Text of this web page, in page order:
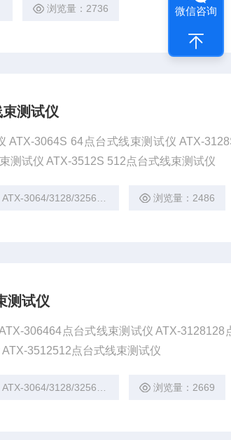
浏览量：2736
测试仪
ATX-3064S 64点台式线束测试仪 ATX-
测试仪 ATX-3512S 512点台式线束测试仪
3064/3128/3256S/3512S 浏览量：2486
测试仪
306464点台式线束测试仪 ATX-3128128
3512512点台式线束测试仪
3064/3128/3256/3512 浏览量：2669
微信咨询